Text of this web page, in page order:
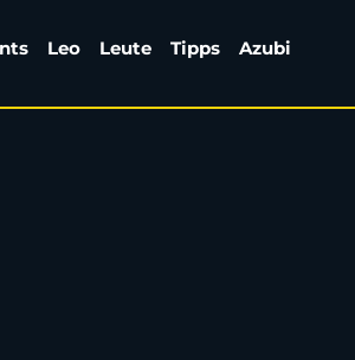
Leo Leute Tipps Azubi